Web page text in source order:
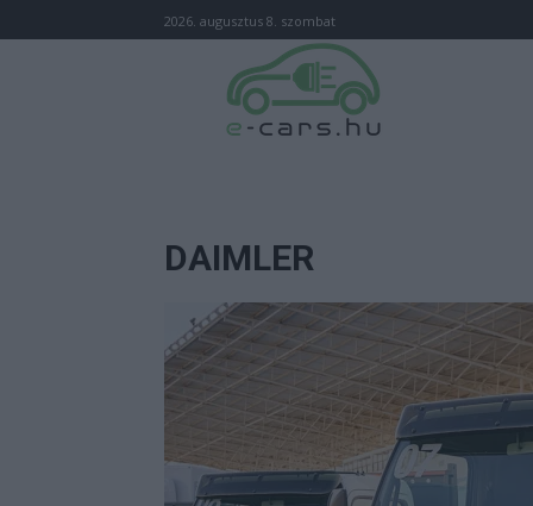
2026. augusztus 8. szombat
DAIMLER